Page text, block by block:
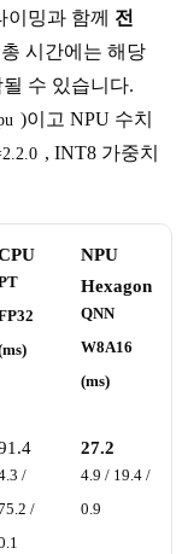
밍과 함께 전
시간에는 해당
수 있습니다.
)이고 NPU 수치
, INT8 가중치
NPU
Hexagon
QNN
W8A16
(ms)
/
/
27.2
4.9 / 19.4 /
0.9